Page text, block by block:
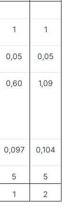
1 1
0,05 0,05
0,60 1,09
0,097 0,104
5
5
1
2